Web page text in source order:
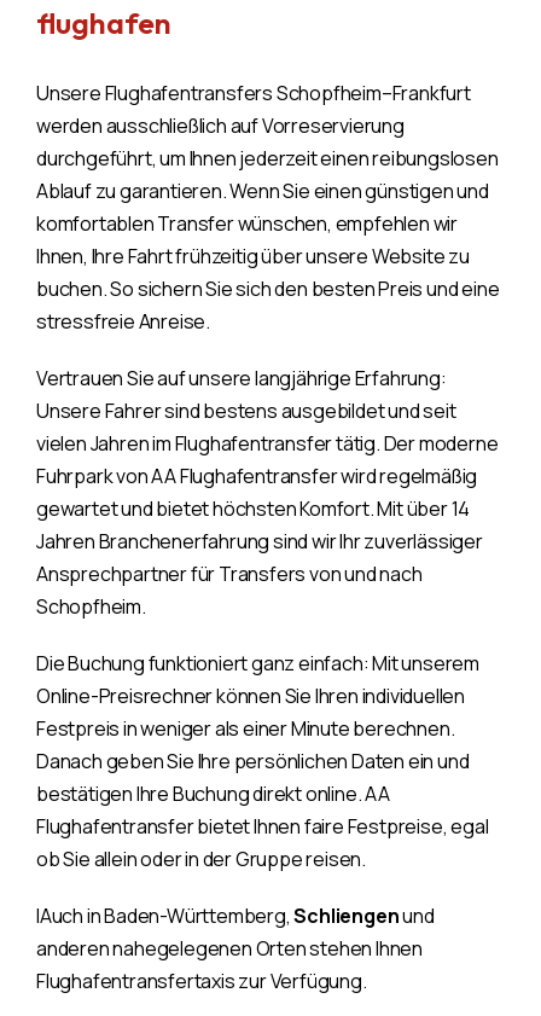
flughafen
Unsere Flughafentransfers Schopfheim–Frankfurt
werden ausschließlich auf Vorreservierung
durchgeführt, um Ihnen jederzeit einen reibungslosen
Ablauf zu garantieren. Wenn Sie einen günstigen und
komfortablen Transfer wünschen, empfehlen wir
Ihnen, Ihre Fahrt frühzeitig über unsere Website zu
buchen. So sichern Sie sich den besten Preis und eine
stressfreie Anreise.
Vertrauen Sie auf unsere langjährige Erfahrung:
Unsere Fahrer sind bestens ausgebildet und seit
vielen Jahren im Flughafentransfer tätig. Der moderne
Fuhrpark von AA Flughafentransfer wird regelmäßig
gewartet und bietet höchsten Komfort. Mit über 14
Jahren Branchenerfahrung sind wir Ihr zuverlässiger
Ansprechpartner für Transfers von und nach
Schopfheim.
Die Buchung funktioniert ganz einfach: Mit unserem
Online-Preisrechner können Sie Ihren individuellen
Festpreis in weniger als einer Minute berechnen.
Danach geben Sie Ihre persönlichen Daten ein und
bestätigen Ihre Buchung direkt online. AA
Flughafentransfer bietet Ihnen faire Festpreise, egal
ob Sie allein oder in der Gruppe reisen.
IAuch in Baden-Württemberg,Schliengenund
anderen nahegelegenen Orten stehen Ihnen
Flughafentransfertaxis zur Verfügung.